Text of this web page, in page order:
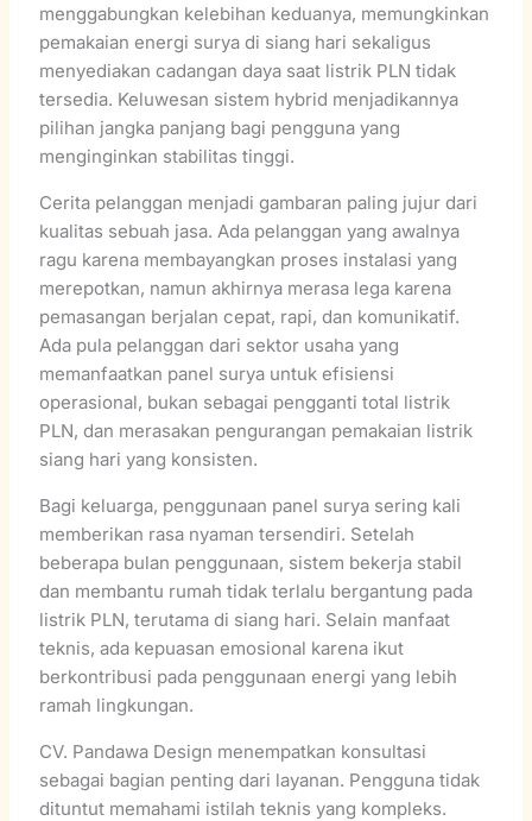
menggabungkan kelebihan keduanya, memungkinkan
pemakaian energi surya di siang hari sekaligus
menyediakan cadangan daya saat listrik PLN tidak
tersedia. Keluwesan sistem hybrid menjadikannya
pilihan jangka panjang bagi pengguna yang
menginginkan stabilitas tinggi.
Cerita pelanggan menjadi gambaran paling jujur dari
kualitas sebuah jasa. Ada pelanggan yang awalnya
ragu karena membayangkan proses instalasi yang
merepotkan, namun akhirnya merasa lega karena
pemasangan berjalan cepat, rapi, dan komunikatif.
Ada pula pelanggan dari sektor usaha yang
memanfaatkan panel surya untuk efisiensi
operasional, bukan sebagai pengganti total listrik
PLN, dan merasakan pengurangan pemakaian listrik
siang hari yang konsisten.
Bagi keluarga, penggunaan panel surya sering kali
memberikan rasa nyaman tersendiri. Setelah
beberapa bulan penggunaan, sistem bekerja stabil
dan membantu rumah tidak terlalu bergantung pada
listrik PLN, terutama di siang hari. Selain manfaat
teknis, ada kepuasan emosional karena ikut
berkontribusi pada penggunaan energi yang lebih
ramah lingkungan.
CV. Pandawa Design menempatkan konsultasi
sebagai bagian penting dari layanan. Pengguna tidak
dituntut memahami istilah teknis yang kompleks.